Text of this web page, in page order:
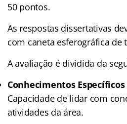
50 pontos.
As respostas dissertativas
com caneta esferográfica de
A avaliação é dividida da
Conhecimentos Específicos
Capacidade de lidar com
atividades da área.